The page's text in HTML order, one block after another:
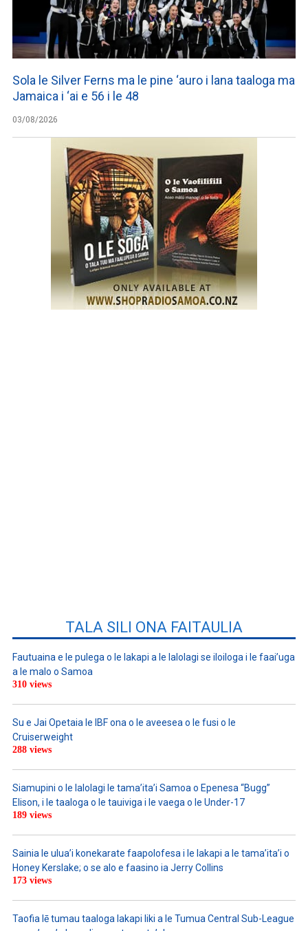
Sola le Silver Ferns ma le pine ‘auro i lana taaloga ma
Jamaica i ‘ai e 56 i le 48
03/08/2026
TALA SILI ONA FAITAULIA
Fautuaina e le pulega o le lakapi a le lalolagi se iloiloga i le faai’uga
a le malo o Samoa
310 views
Su e Jai Opetaia le IBF ona o le aveesea o le fusi o le
Cruiserweight
288 views
Siamupini o le lalolagi le tama’ita’i Samoa o Epenesa “Bugg”
Elison, i le taaloga o le tauiviga i le vaega o le Under-17
189 views
Sainia le ulua’i konekarate faapolofesa i le lakapi a le tama’ita’i o
Honey Kerslake; o se alo e faasino ia Jerry Collins
173 views
Taofia lē tumau taaloga lakapi liki a le Tumua Central Sub-League